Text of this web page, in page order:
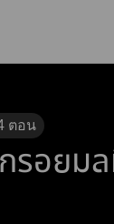
ตอน
รอยม